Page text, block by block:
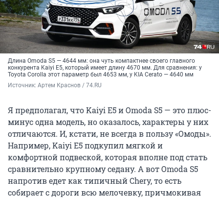
Длина Omoda S5 — 4644 мм: она чуть компактнее своего главного
конкурента Kaiyi E5, который имеет длину 4670 мм. Для сравнения: у
Toyota Corolla этот параметр был 4653 мм, у KIA Cerato — 4640 мм
Источник: Артем Краснов / 74.RU
Я предполагал, что Kaiyi E5 и Omoda S5 — это плюс-
минус одна модель, но оказалось, характеры у них
отличаются. И, кстати, не всегда в пользу «Омоды».
Например, Kaiyi E5 подкупил мягкой и
комфортной подвеской, которая вполне под стать
сравнительно крупному седану. А вот Omoda S5
напротив едет как типичный Chery, то есть
собирает с дороги всю мелочевку, причмокивая